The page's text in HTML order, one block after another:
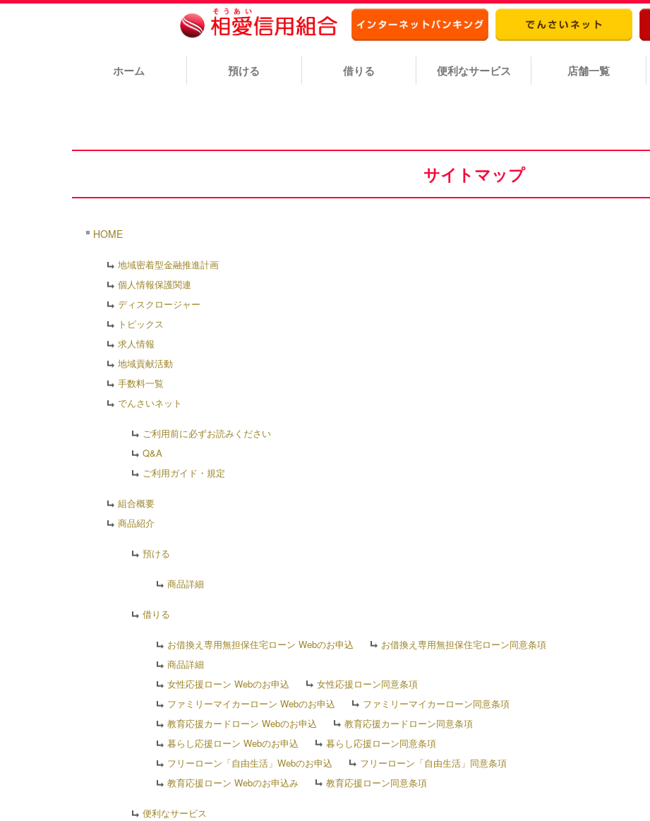
ホーム 預ける 借りる 便利なサービス 店舗一覧
サイトマップ
HOME
地域密着型金融推進計画
個人情報保護関連
ディスクロージャー
トピックス
求人情報
地域貢献活動
手数料一覧
でんさいネット
ご利用前に必ずお読みください
Q&A
ご利用ガイド・規定
組合概要
商品紹介
預ける
商品詳細
借りる
お借換え専用無担保住宅ローン Webのお申込
お借換え専用無担保住宅ローン同意条項
商品詳細
女性応援ローン Webのお申込
女性応援ローン同意条項
ファミリーマイカーローン Webのお申込
ファミリーマイカーローン同意条項
教育応援カードローン Webのお申込
教育応援カードローン同意条項
暮らし応援ローン Webのお申込
暮らし応援ローン同意条項
フリーローン「自由生活」Webのお申込
フリーローン「自由生活」同意条項
教育応援ローン Webのお申込み
教育応援ローン同意条項
便利なサービス